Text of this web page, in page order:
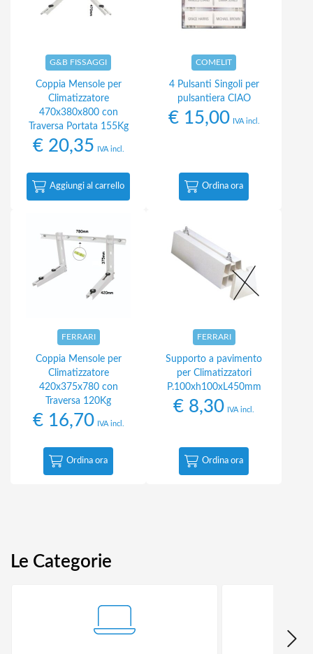
G&B FISSAGGI
Coppia Mensole per
Climatizzatore
470x380x800 con
Traversa Portata 155Kg
€20,35 IVA incl.
Aggiungi al carrello
COMELIT
4 Pulsanti Singoli per
pulsantiera CIAO
€15,00 IVA incl.
Ordina ora
FERRARI
Coppia Mensole per
Climatizzatore
420x375x780 con
Traversa 120Kg
€16,70 IVA incl.
Ordina ora
FERRARI
Supporto a pavimento
per Climatizzatori
P.100xh100xL450mm
€ 8,30 IVA incl.
Ordina ora
Le Categorie